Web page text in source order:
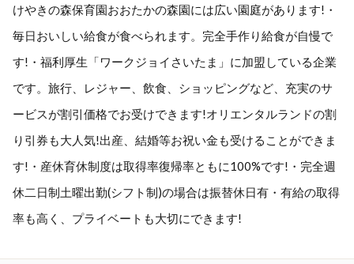
けやきの森保育園おおたかの森園には広い園庭があります!・
毎日おいしい給食が食べられます。完全手作り給食が自慢で
す!・福利厚生「ワークジョイさいたま」に加盟している企業
です。旅行、レジャー、飲食、ショッピングなど、充実のサ
ービスが割引価格でお受けできます!オリエンタルランドの割
り引券も大人気!出産、結婚等お祝い金も受けることができま
す!・産休育休制度は取得率復帰率ともに100%です!・完全週
休二日制土曜出勤(シフト制)の場合は振替休日有・有給の取得
率も高く、プライベートも大切にできます!